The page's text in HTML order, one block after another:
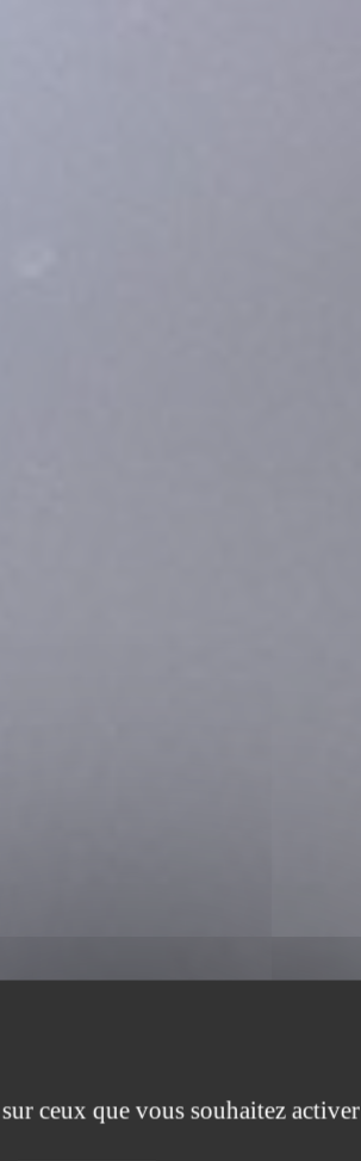
ceux que vous souhaitez activer